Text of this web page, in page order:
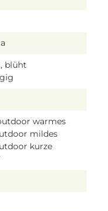
blüht
warmes
mildes
kurze